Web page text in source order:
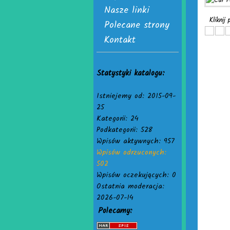
Nasze linki
Polecane strony
Kontakt
Statystyki katalogu:
Istniejemy od: 2015-09-
25
Kategorii: 24
Podkategorii: 528
Wpisów aktywnych: 957
Wpisów odrzuconych:
502
Wpisów oczekujących: 0
Ostatnia moderacja:
2026-07-14
Polecamy:
Kliknij